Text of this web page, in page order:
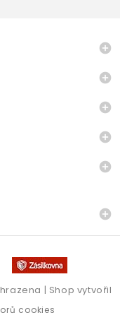






| Shop vytvořil
cookies